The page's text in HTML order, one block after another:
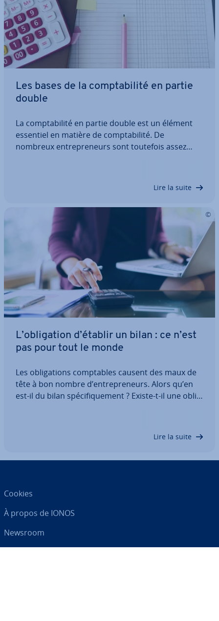
Les bases de la comp­ta­bi­lité en partie
double
La comp­ta­bi­lité en partie double est un élément
essentiel en matière de comp­ta­bi­lité. De
nombreux en­tre­pre­neurs sont toutefois assez
Lire la suite
L’obli­ga­tion d’établir un bilan : ce n’est
pas pour tout le monde
Les obli­ga­tions comp­tables causent des maux de
tête à bon nombre d’en­tre­pre­neurs. Alors qu’en
est-il du bilan spé­ci­fi­que­ment ? Existe-t-il une obli­
Lire la suite
Cookies
À propos de IONOS
Newsroom